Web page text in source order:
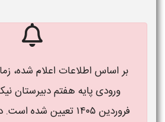
بر اساس اطلاعات اعلام شده،
فروردین ۱۴۰۵ تعیین